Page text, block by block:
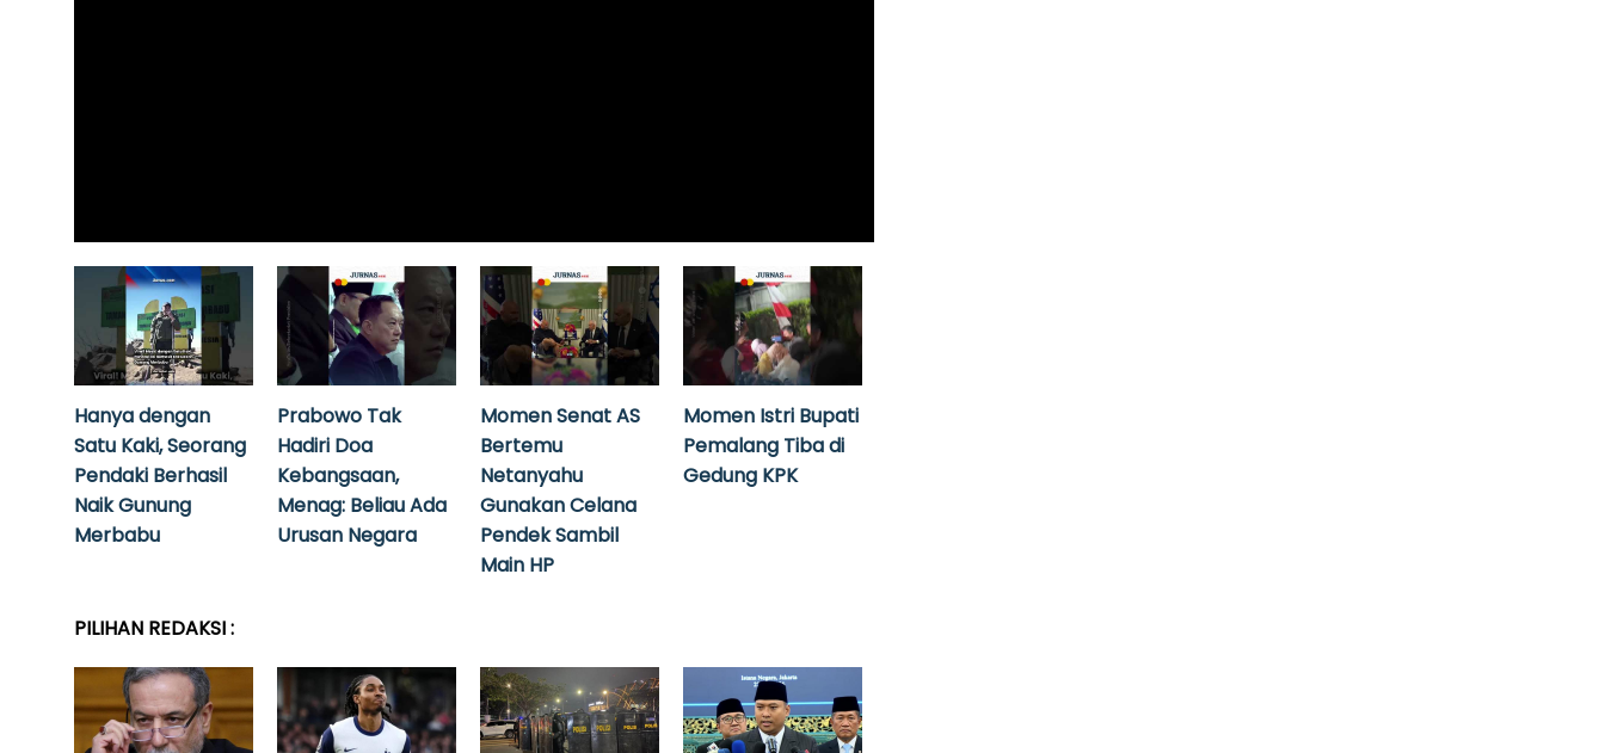
Hanya dengan
Satu Kaki, Seorang
Pendaki Berhasil
Naik Gunung
Merbabu
Prabowo Tak
Hadiri Doa
Kebangsaan,
Menag: Beliau Ada
Urusan Negara
Momen Senat AS
Bertemu
Netanyahu
Gunakan Celana
Pendek Sambil
Main HP
Momen Istri Bupati
Pemalang Tiba di
Gedung KPK
PILIHAN REDAKSI :